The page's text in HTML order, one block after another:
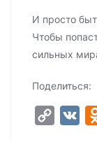
И просто
Чтобы
сильных
Поделиться: